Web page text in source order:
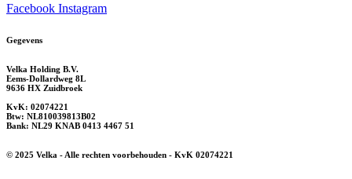
Facebook Instagram
Gegevens
Velka Holding B.V.
Eems-Dollardweg 8L
9636 HX Zuidbroek
KvK: 02074221
Btw: NL810039813B02
Bank: NL29 KNAB 0413 4467 51
© 2025 Velka - Alle rechten voorbehouden - KvK 02074221